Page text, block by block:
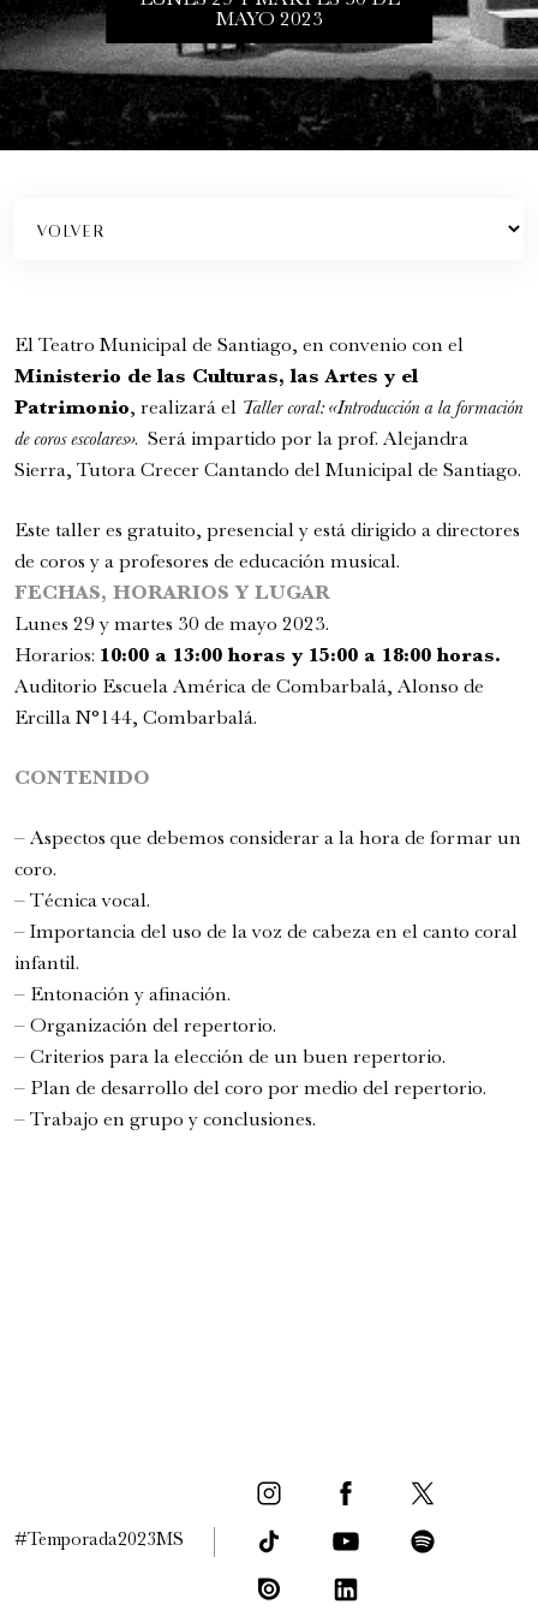
FamFest - Onheama (Brasil)
Familiar
Romeo y Julieta | 2026
Ópera
6:00 pm
MAYO 2023
El Teatro Municipal de Santiago, en convenio con el
Ministerio de las Culturas, las Artes y el
Patrimonio, realizará el Taller coral: «Introducción a la formación
de coros escolares». Será impartido por la prof. Alejandra
Sierra, Tutora Crecer Cantando del Municipal de Santiago.
Este taller es gratuito, presencial y está dirigido a directores
de coros y a profesores de educación musical.
FECHAS, HORARIOS Y LUGAR
Lunes 29 y martes 30 de mayo 2023.
Horarios: 10:00 a 13:00 horas y 15:00 a 18:00 horas.
Auditorio Escuela América de Combarbalá, Alonso de
Ercilla N°144, Combarbalá.
CONTENIDO
– Aspectos que debemos considerar a la hora de formar un
coro.
– Técnica vocal.
– Importancia del uso de la voz de cabeza en el canto coral
infantil.
– Entonación y afinación.
– Organización del repertorio.
– Criterios para la elección de un buen repertorio.
– Plan de desarrollo del coro por medio del repertorio.
– Trabajo en grupo y conclusiones.
#Temporada2023MS